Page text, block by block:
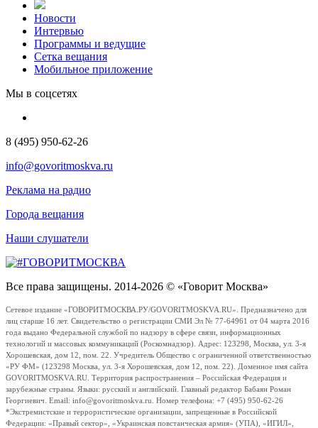
Новости
Интервью
Программы и ведущие
Сетка вещания
Мобильное приложение
Мы в соцсетях
8 (495) 950-62-26
info@govoritmoskva.ru
Реклама на радио
Города вещания
Наши слушатели
Все права защищены. 2014-2026 © «Говорит Москва»
Сетевое издание «ГОВОРИТМОСКВА.РУ/GOVORITMOSKVA.RU». Предназначено для
лиц старше 16 лет. Свидетельство о регистрации СМИ Эл № 77-64961 от 04 марта 2016
года выдано Федеральной службой по надзору в сфере связи, информационных
технологий и массовых коммуникаций (Роскомнадзор). Адрес: 123298, Москва, ул. 3-я
Хорошевская, дом 12, пом. 22. Учредитель Общество с ограниченной ответственностью
«РУ ФМ» (123298 Москва, ул. 3-я Хорошевская, дом 12, пом. 22). Доменное имя сайта
GOVORITMOSKVA.RU. Территория распространения – Российская Федерация и
зарубежные страны. Языки: русский и английский. Главный редактор Бабаян Роман
Георгиевич. Email: info@govoritmoskva.ru. Номер телефона: +7 (495) 950-62-26
*Экстремистские и террористические организации, запрещенные в Российской
Федерации: «Правый сектор», «Украинская повстанческая армия» (УПА), «ИГИЛ»,